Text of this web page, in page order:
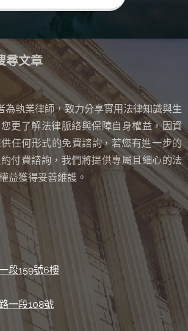
尋文章
為執業律師，致力分享實用法律知識與生
更了解法律脈絡與保障自身權益，因資
任何形式的免費諮詢， 若您有進一步的
付費諮詢，我們將提供專屬且細心的法
益獲得妥善維護。
段159號6樓
一段108號